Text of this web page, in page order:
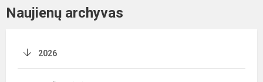
Naujienų archyvas
2026